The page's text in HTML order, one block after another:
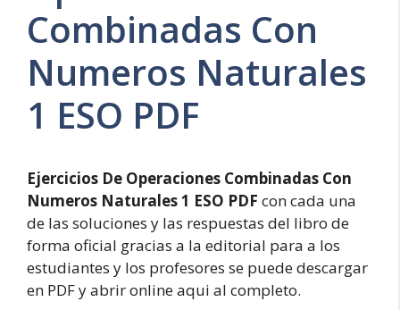
Combinadas Con
Numeros Naturales
1 ESO PDF
Ejercicios De Operaciones Combinadas Con
Numeros Naturales 1 ESO PDF con cada una
de las soluciones y las respuestas del libro de
forma oficial gracias a la editorial para a los
estudiantes y los profesores se puede descargar
en PDF y abrir online aqui al completo.